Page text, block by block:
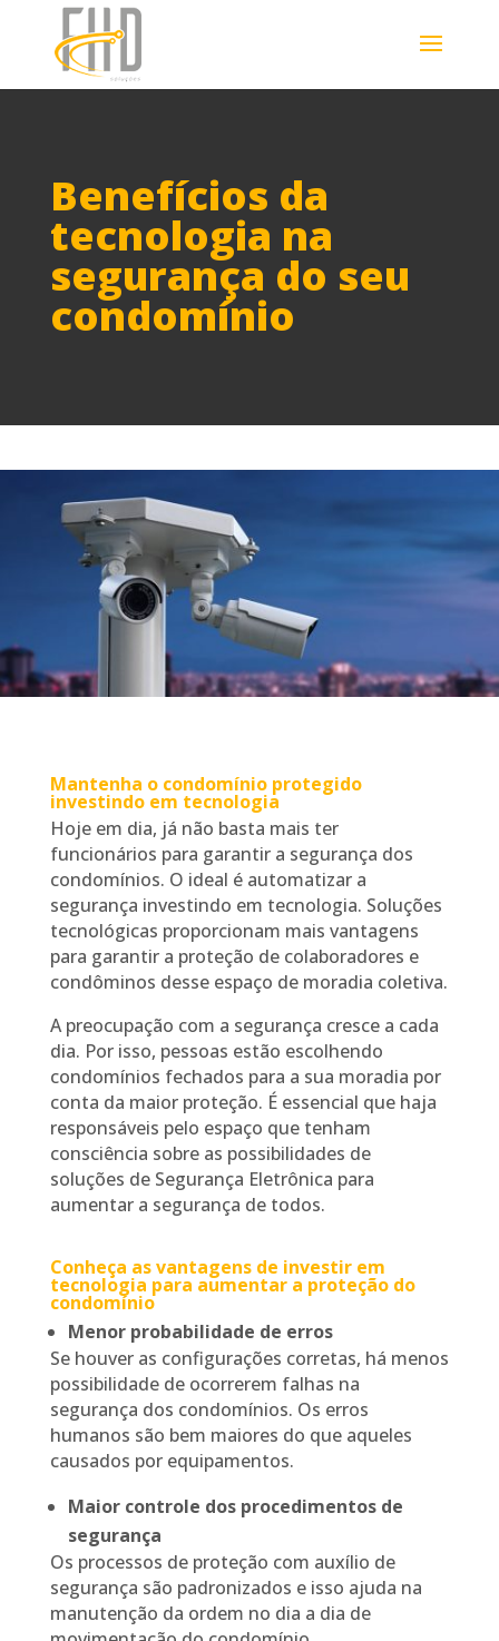
Benefícios da
tecnologia na
segurança do seu
condomínio
Mantenha o condomínio protegido
investindo em tecnologia
Hoje em dia, já não basta mais ter
funcionários para garantir a segurança dos
condomínios. O ideal é automatizar a
segurança investindo em tecnologia. Soluções
tecnológicas proporcionam mais vantagens
para garantir a proteção de colaboradores e
condôminos desse espaço de moradia coletiva.
A preocupação com a segurança cresce a cada
dia. Por isso, pessoas estão escolhendo
condomínios fechados para a sua moradia por
conta da maior proteção. É essencial que haja
responsáveis pelo espaço que tenham
consciência sobre as possibilidades de
soluções de Segurança Eletrônica para
aumentar a segurança de todos.
Conheça as vantagens de investir em
tecnologia para aumentar a proteção do
condomínio
Menor probabilidade de erros
Se houver as configurações corretas, há menos
possibilidade de ocorrerem falhas na
segurança dos condomínios. Os erros
humanos são bem maiores do que aqueles
causados por equipamentos.
Maior controle dos procedimentos de
segurança
Os processos de proteção com auxílio de
segurança são padronizados e isso ajuda na
manutenção da ordem no dia a dia de